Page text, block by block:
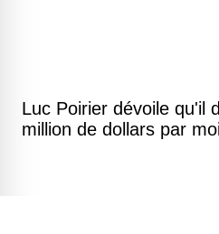
Luc Poirier dévoile qu'il
million de dollars par